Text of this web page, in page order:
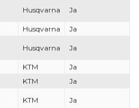
Husqvarna Ja
Husqvarna Ja
Husqvarna Ja
KTM
Ja
KTM Ja
KTM Ja